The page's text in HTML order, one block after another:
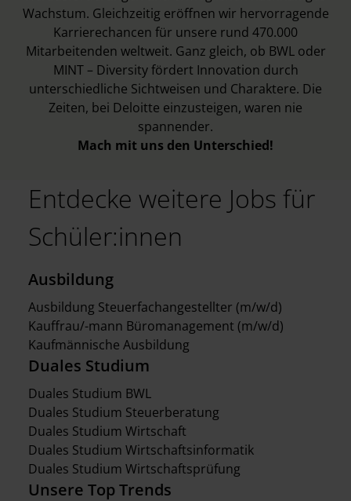
Wachstum. Gleichzeitig eröffnen wir hervorragende
Karrierechancen für unsere rund 470.000
Mitarbeitenden weltweit. Ganz gleich, ob BWL oder
MINT – Diversity fördert Innovation durch
unterschiedliche Sichtweisen und Charaktere. Die
Zeiten, bei Deloitte einzusteigen, waren nie
spannender.
Mach mit uns den Unterschied!
Entdecke weitere Jobs für
Schüler:innen
Unsere Top Trends
Duales Studium
Duales Studium BWL
Duales Studium Steuerberatung
Duales Studium Wirtschaft
Duales Studium Wirtschaftsinformatik
Duales Studium Wirtschaftsprüfung
Ausbildung
Ausbildung Steuerfachangestellter (m/w/d)
Kauffrau/-mann Büromanagement (m/w/d)
Kaufmännische Ausbildung